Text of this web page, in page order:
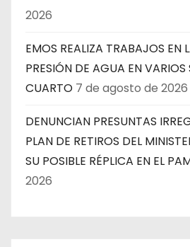
2026
EMOS REALIZA TRABAJOS EN
PRESIÓN DE AGUA EN
CUARTO 7 de agosto de 2026
DENUNCIAN PRESUNTAS
PLAN DE RETIROS DEL
SU POSIBLE RÉPLICA EN EL
2026